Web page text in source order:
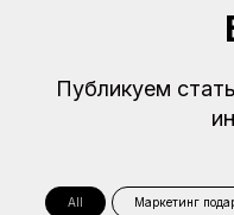
Публикуем
All Маркетинг